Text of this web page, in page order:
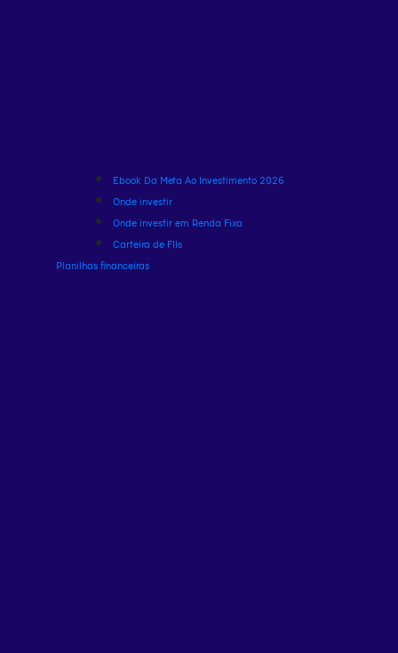
Ebook Da Meta Ao Investimento 2026
Onde investir
Onde investir em Renda Fixa
Carteira de FIIs
Planilhas financeiras